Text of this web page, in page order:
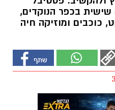
בכפר הנוקדים,
כוכבים ומוזיקה חיה